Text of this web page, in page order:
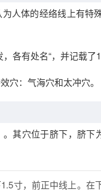
人体的经络线上有特
各有处名“，并记载了
穴：气海穴和太冲穴。
其穴位于脐下，脐下
寸，前正中线上。